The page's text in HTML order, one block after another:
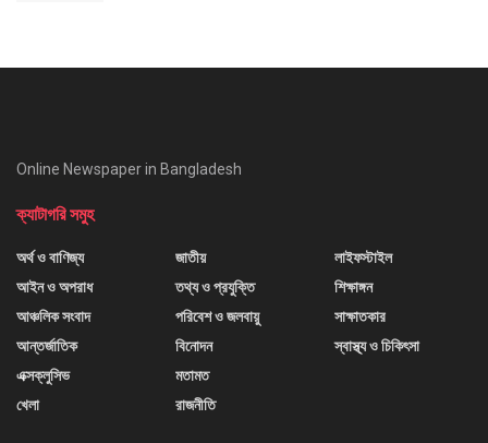
Online Newspaper in Bangladesh
ক্যাটাগরি সমুহ
অর্থ ও বাণিজ্য
আইন ও অপরাধ
আঞ্চলিক সংবাদ
আন্তর্জাতিক
এক্সক্লুসিভ
খেলা
জাতীয়
তথ্য ও প্রযুক্তি
পরিবেশ ও জলবায়ু
বিনোদন
মতামত
রাজনীতি
লাইফস্টাইল
শিক্ষাঙ্গন
সাক্ষাতকার
স্বাস্থ্য ও চিকিৎসা